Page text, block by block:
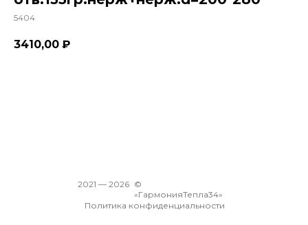
5404
3410,00 ₽
Политика конфиденциальности
©
«ГармонияТепла34»
2026
2021 —